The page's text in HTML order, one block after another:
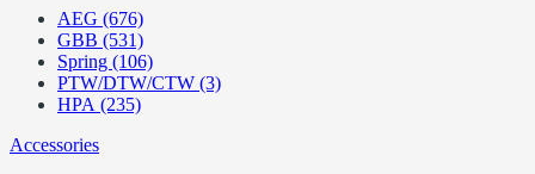
AEG (676)
GBB (531)
Spring (106)
PTW/DTW/CTW (3)
HPA (235)
Accessories